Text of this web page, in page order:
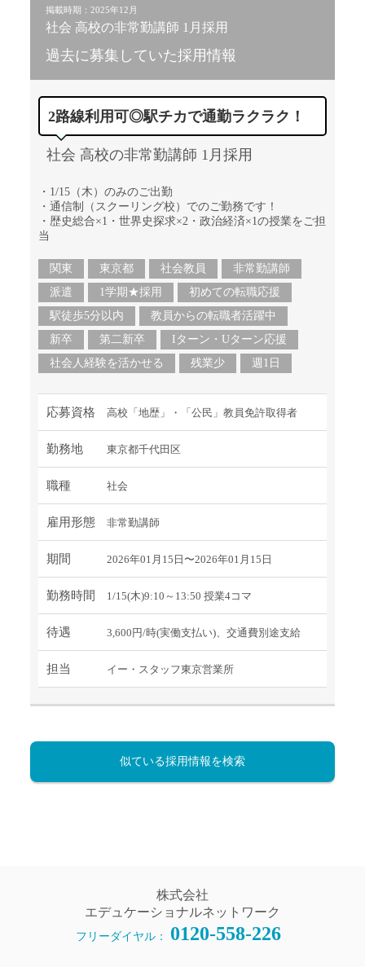
掲載時期：2025年12月
社会 高校の非常勤講師 1月採用
過去に募集していた採用情報
2路線利用可◎駅チカで通勤ラクラク！
社会 高校の非常勤講師 1月採用
・1/15（木）のみのご出勤
・通信制（スクーリング校）でのご勤務です！
・歴史総合×1・世界史探求×2・政治経済×1の授業をご担
当
関東 東京都 社会教員
非常勤講師
派遣
1学期★採用
初めての転職応援
駅徒歩5分以内
教員からの転職者活躍中
新卒
第二新卒
Iターン・Uターン応援
社会人経験を活かせる
残業少 週1日
応募資格 高校「地歴」・「公民」教員免許取得者
勤務地 東京都千代田区
職種 社会
雇用形態 非常勤講師
期間 2026年01月15日〜2026年01月15日
勤務時間 1/15(木)9:10～13:50 授業4コマ
待遇 3,600円/時(実働支払い)、交通費別途支給
担当 イー・スタッフ東京営業所
似ている採用情報を検索
株式会社
エデュケーショナルネットワーク
フリーダイヤル： 0120-558-226